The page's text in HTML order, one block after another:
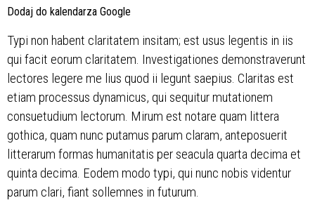
Miejsce
Organizator
Dodaj do kalendarza Google
Typi non habent claritatem insitam; est usus legentis in iis
qui facit eorum claritatem. Investigationes demonstraverunt
lectores legere me lius quod ii legunt saepius. Claritas est
etiam processus dynamicus, qui sequitur mutationem
consuetudium lectorum. Mirum est notare quam littera
gothica, quam nunc putamus parum claram, anteposuerit
litterarum formas humanitatis per seacula quarta decima et
quinta decima. Eodem modo typi, qui nunc nobis videntur
parum clari, fiant sollemnes in futurum.